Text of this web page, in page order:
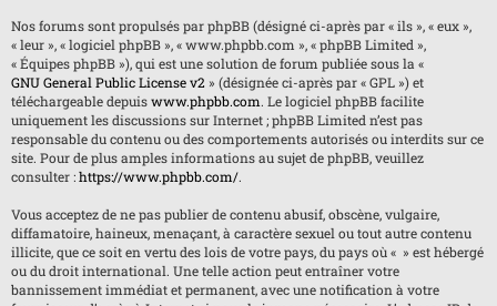
Nos forums sont propulsés par phpBB (désigné ci-après par « ils », « eux »,
« leur », « logiciel phpBB », « www.phpbb.com », « phpBB Limited »,
« Équipes phpBB »), qui est une solution de forum publiée sous la «
GNU General Public License v2 » (désignée ci-après par « GPL ») et
téléchargeable depuiswww.phpbb.com. Le logiciel phpBB facilite
uniquement les discussions sur Internet ; phpBB Limited n’est pas
responsable du contenu ou des comportements autorisés ou interdits sur ce
site. Pour de plus amples informations au sujet de phpBB, veuillez
consulter :https://www.phpbb.com/.
Vous acceptez de ne pas publier de contenu abusif, obscène, vulgaire,
diffamatoire, haineux, menaçant, à caractère sexuel ou tout autre contenu
illicite, que ce soit en vertu des lois de votre pays, du pays où « » est hébergé
ou du droit international. Une telle action peut entraîner votre
bannissement immédiat et permanent, avec une notification à votre